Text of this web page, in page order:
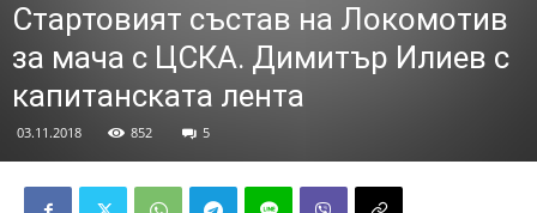
Стартовият състав на Локомотив
за мача с ЦСКА. Димитър Илиев с
капитанската лента
03.11.2018 852 5